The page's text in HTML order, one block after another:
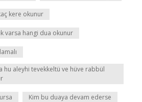
kere okunur
varsa hangi dua okunur
hu aleyhi tevekkeltü ve hüve rabbül
Kim bu duaya devam ederse